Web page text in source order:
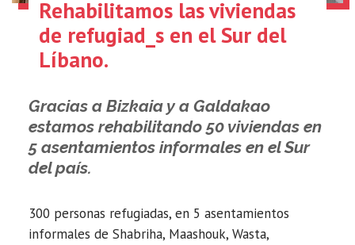
Rehabilitamos las viviendas
de refugiad_s en el Sur del
Líbano.
Gracias a Bizkaia y a Galdakao
estamos rehabilitando 50 viviendas en
5 asentamientos informales en el Sur
del país.
300 personas refugiadas, en 5 asentamientos
informales de Shabriha, Maashouk, Wasta,